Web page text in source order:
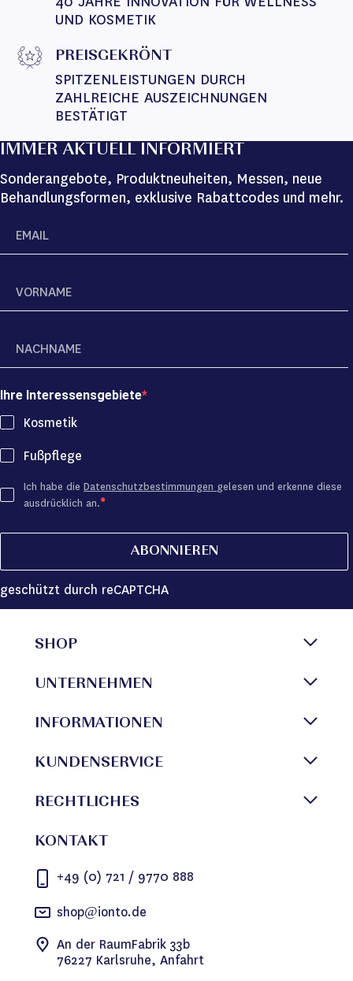
UND KOSMETIK
PREISGEKRÖNT
SPITZENLEISTUNGEN DURCH
ZAHLREICHE AUSZEICHNUNGEN
BESTÄTIGT
IMMER AKTUELL INFORMIERT
Sonderangebote, Produktneuheiten, Messen, neue
Behandlungsformen, exklusive Rabattcodes und mehr.
Ihre Interessensgebiete
Kosmetik
Fußpflege
Ich habe die Datenschutzbestimmungen gelesen und erkenne diese
ausdrücklich an.
ABONNIEREN
geschützt durch reCAPTCHA
SHOP
UNTERNEHMEN
INFORMATIONEN
KUNDENSERVICE
RECHTLICHES
KONTAKT
+49 (0) 721 / 9770 888
shop@ionto.de
An der RaumFabrik 33b
76227 Karlsruhe, Anfahrt